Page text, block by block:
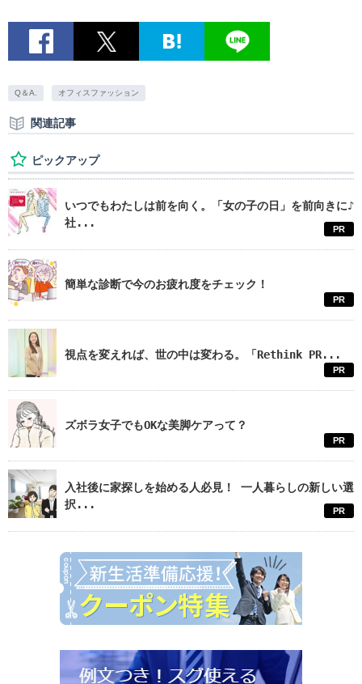
Q＆A. オフィスファッション
関連記事
ピックアップ
いつでもわたしは前を向く。「女の子の日」を前向きに♪
社...
PR
簡単な診断で今のお疲れ度をチェック！
PR
視点を変えれば、世の中は変わる。「Rethink PR...
PR
ズボラ女子でもOKな美脚ケアって？
PR
入社後に家探しを始める人必見！ 一人暮らしの新しい選
択...
PR